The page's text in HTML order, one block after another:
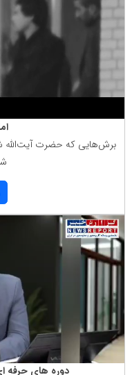
برش‌هایی كه حضرت آیت‌الله
دوره های حرفه